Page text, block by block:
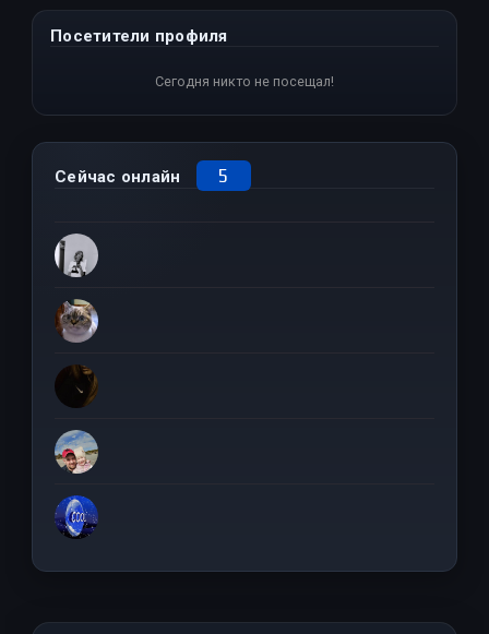
Посетители профиля
Сегодня никто не посещал!
Сейчас онлайн 5